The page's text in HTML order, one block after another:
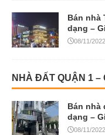
Bán nhà
dạng –
08/11/2022
NHÀ ĐẤT QUẬN 1 –
Bán nhà
dạng –
08/11/2022